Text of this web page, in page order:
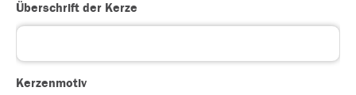
Überschrift der Kerze
Kerzenmotiv